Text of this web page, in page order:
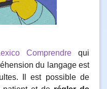
Comprendrequi
du langage est
Il est possible de